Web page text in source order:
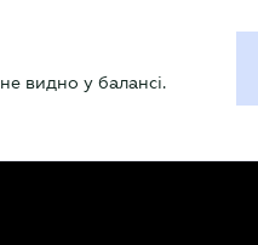
видно у балансі.